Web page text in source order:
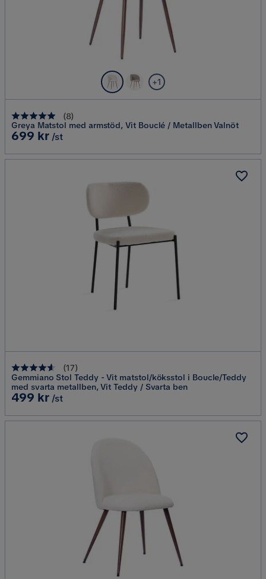
+1
(8)
Greya Matstol med armstöd, Vit Bouclé / Metallben Valnöt
Pris
699 kr /st
(17)
Gemmiano Stol Teddy - Vit matstol/köksstol i Boucle/Teddy
med svarta metallben, Vit Teddy / Svarta ben
Pris
499 kr /st